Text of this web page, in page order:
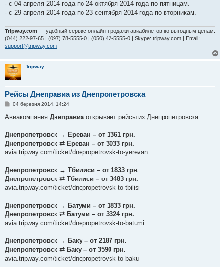
я
- с 04 апреля 2014 года по 24 октября 2014 года по пятницам.
- с 29 апреля 2014 года по 23 сентября 2014 года по вторникам.
Tripway.com — удобный сервис онлайн-продажи авиабилетов по выгодным ценам.
(044) 222-97-65 | (097) 78-5555-0 | (050) 42-5555-0 | Skype: tripway.com | Email:
support@tripway.com
Tripway
Рейcы Днеправиа из Днепропетровска
П
в
о
л
е
я
04 березня 2014, 14:24
Авиакомпания Днеправиа открывает рейсы из Днепропетровска:
Днепропетровск → Ереван – от 1361 грн.
Днепропетровск ⇄ Ереван – от 3033 грн.
avia.tripway.com/ticket/dnepropetrovsk-to-yerevan
Днепропетровск → Тбилиси – от 1833 грн.
Днепропетровск ⇄ Тбилиси – от 3483 грн.
avia.tripway.com/ticket/dnepropetrovsk-to-tbilisi
Днепропетровск → Батуми – от 1833 грн.
Днепропетровск ⇄ Батуми – от 3324 грн.
avia.tripway.com/ticket/dnepropetrovsk-to-batumi
Днепропетровск → Баку – от 2187 грн.
Днепропетровск ⇄ Баку – от 3590 грн.
avia.tripway.com/ticket/dnepropetrovsk-to-baku